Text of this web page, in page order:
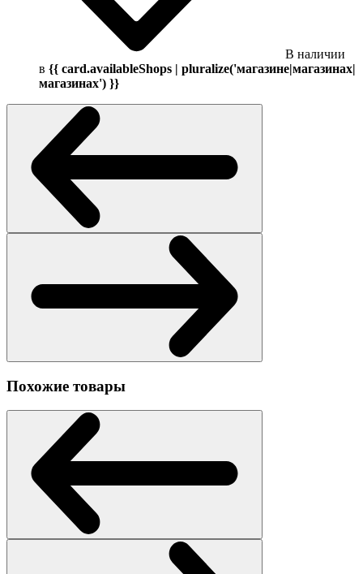
В наличии
в {{ card.availableShops | pluralize('магазине|магазинах|
магазинах') }}
Похожие товары